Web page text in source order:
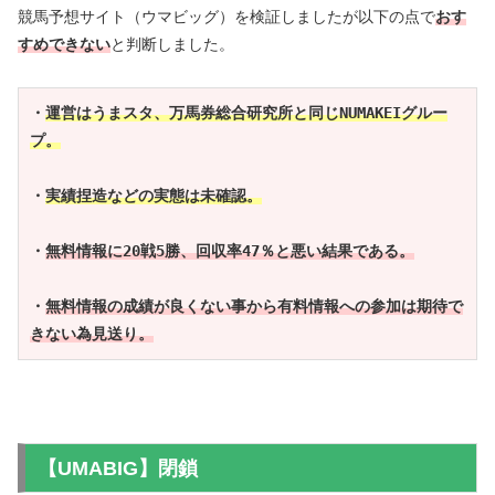
競馬予想サイト（ウマビッグ）を検証しましたが以下の点でおす
すめできないと判断しました。
・ 運営はうまスタ、万馬券総合研究所と同じNUMAKEIグルー
プ。
・ 実績捏造などの実態は未確認。
・ 無料情報に20戦5勝、回収率47％と悪い結果である。
・ 無料情報の成績が良くない事から有料情報への参加は期待で
きない為見送り。
【UMABIG】閉鎖